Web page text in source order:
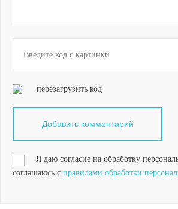
перезагрузить код
Я даю согласие на обработку
соглашаюсь с правилами обработки